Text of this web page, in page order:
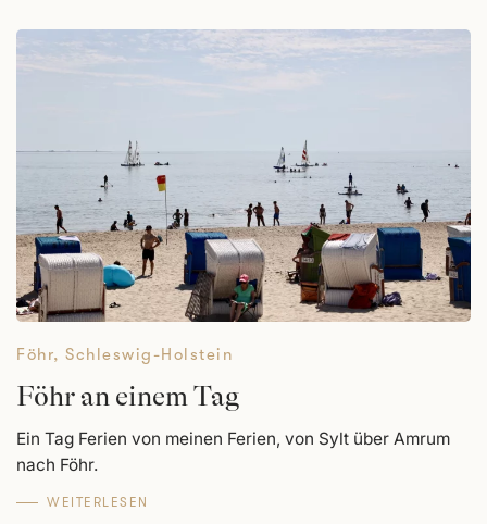
Föhr, Schleswig-Holstein
Föhr an einem Tag
Ein Tag Ferien von meinen Ferien, von Sylt über Amrum
nach Föhr.
WEITERLESEN